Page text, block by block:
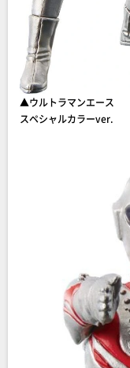
▲ウルトラマンエース
スペシャルカラーver.